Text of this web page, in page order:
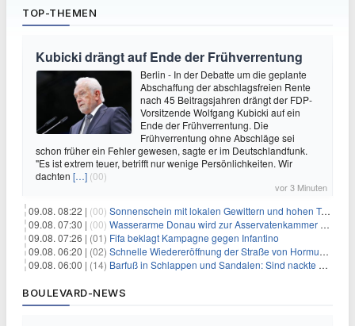
TOP-THEMEN
Kubicki drängt auf Ende der Frühverrentung
Berlin - In der Debatte um die geplante
Abschaffung der abschlagsfreien Rente
nach 45 Beitragsjahren drängt der FDP-
Vorsitzende Wolfgang Kubicki auf ein
Ende der Frühverrentung. Die
Frühverrentung ohne Abschläge sei
schon früher ein Fehler gewesen, sagte er im Deutschlandfunk.
"Es ist extrem teuer, betrifft nur wenige Persönlichkeiten. Wir
dachten […] (00)
vor 3 Minuten
09.08. 08:22 | (00) Sonnenschein mit lokalen Gewittern und hohen Temperaturen
09.08. 07:30 | (00) Wasserarme Donau wird zur Asservatenkammer der Geschichte
09.08. 07:26 | (01) Fifa beklagt Kampagne gegen Infantino
09.08. 06:20 | (02) Schnelle Wiedereröffnung der Straße von Hormus ungewiss
09.08. 06:00 | (14) Barfuß in Schlappen und Sandalen: Sind nackte Füße eklig?
BOULEVARD-NEWS